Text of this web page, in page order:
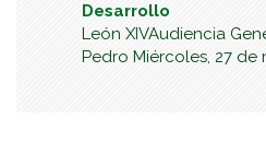
Desarrollo
León XIVAudiencia
Pedro Miércoles, 27 de